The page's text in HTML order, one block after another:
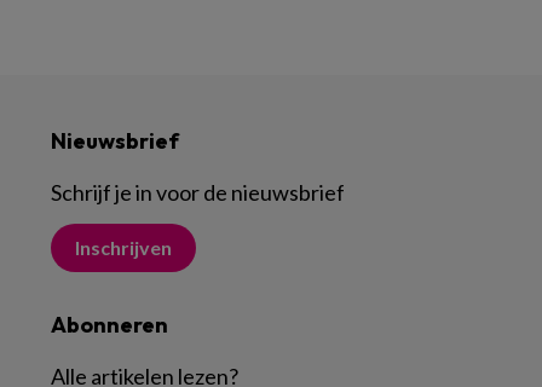
Nieuwsbrief
Schrijf je in voor de nieuwsbrief
Inschrijven
Abonneren
Alle artikelen lezen?